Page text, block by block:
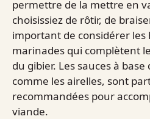
permettre de la mettre en
choisissiez de rôtir, de
important de considérer les
marinades qui complètent
du gibier. Les sauces à
comme les airelles, sont
recommandées pour
viande.